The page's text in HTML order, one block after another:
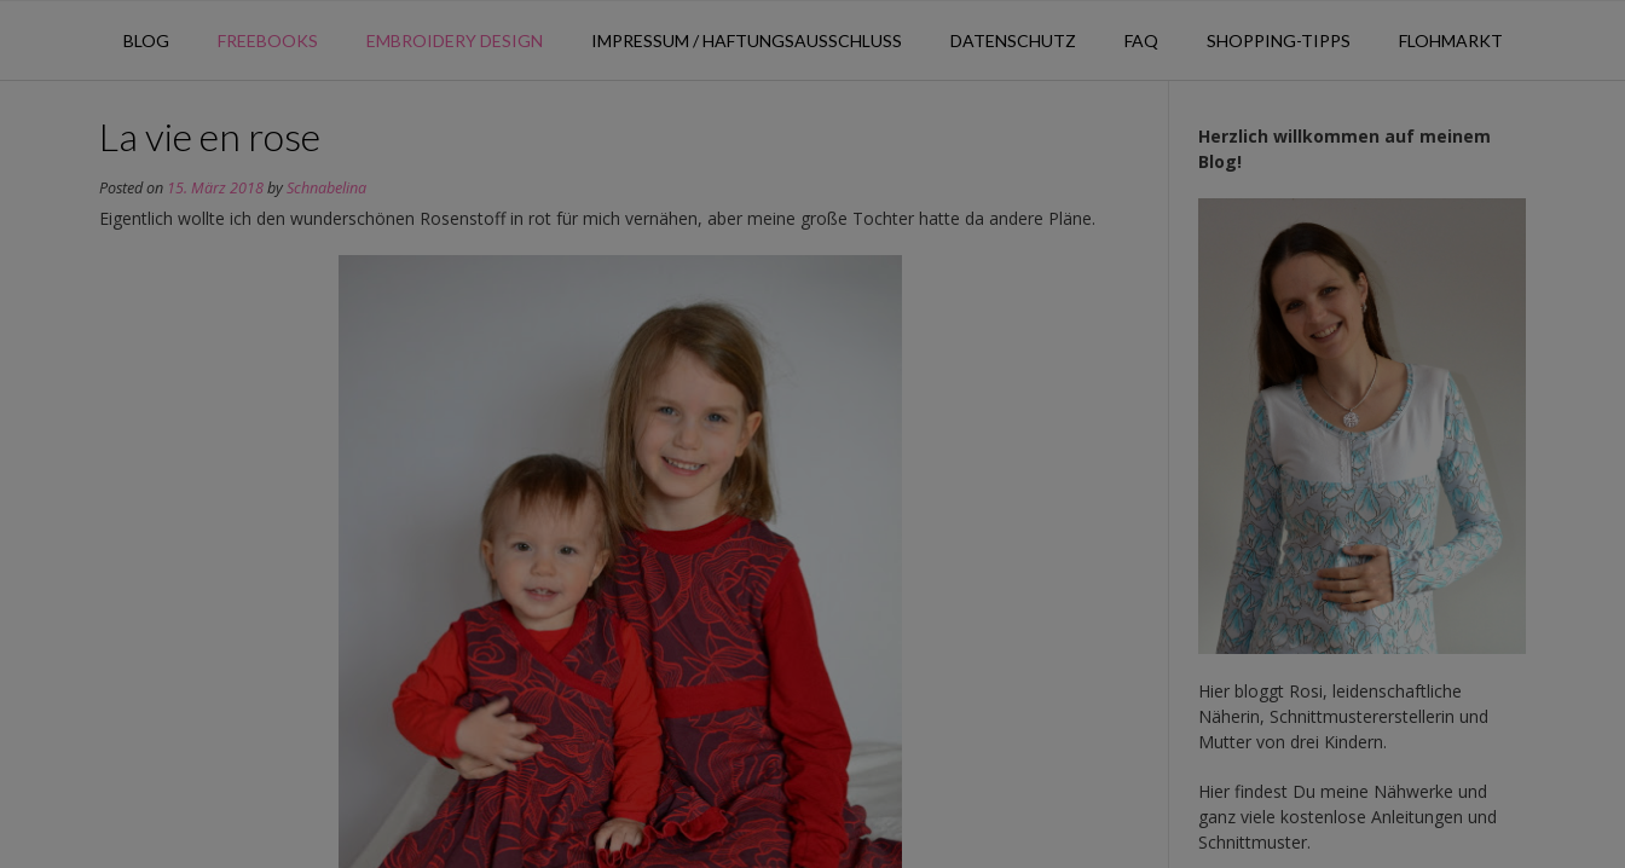
BLOG FREEBOOKS EMBROIDERY DESIGN IMPRESSUM / HAFTUNGSAUSSCHLUSS DATENSCHUTZ FAQ SHOPPING-TIPPS FLOHMARKT
La vie en rose
Posted on 15. März 2018bySchnabelina
Eigentlich wollte ich den wunderschönen Rosenstoff in rot für mich vernähen, aber meine große Tochter hatte da andere Pläne.
Herzlich willkommen auf meinem
Blog!
Hier bloggt Rosi, leidenschaftliche
Näherin, Schnittmustererstellerin und
Mutter von drei Kindern.
Hier findest Du meine Nähwerke und
ganz viele kostenlose Anleitungen und
Schnittmuster.